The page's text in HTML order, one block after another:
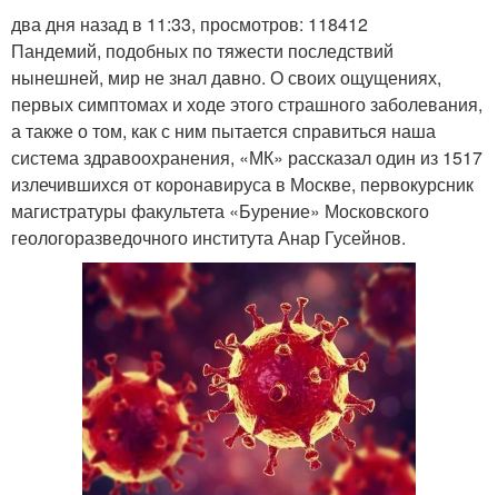
два дня назад в 11:33, просмотров: 118412
Пандемий, подобных по тяжести последствий
нынешней, мир не знал давно. О своих ощущениях,
первых симптомах и ходе этого страшного заболевания,
а также о том, как с ним пытается справиться наша
система здравоохранения, «МК» рассказал один из 1517
излечившихся от коронавируса в Москве, первокурсник
магистратуры факультета «Бурение» Московского
геологоразведочного института Анар Гусейнов.